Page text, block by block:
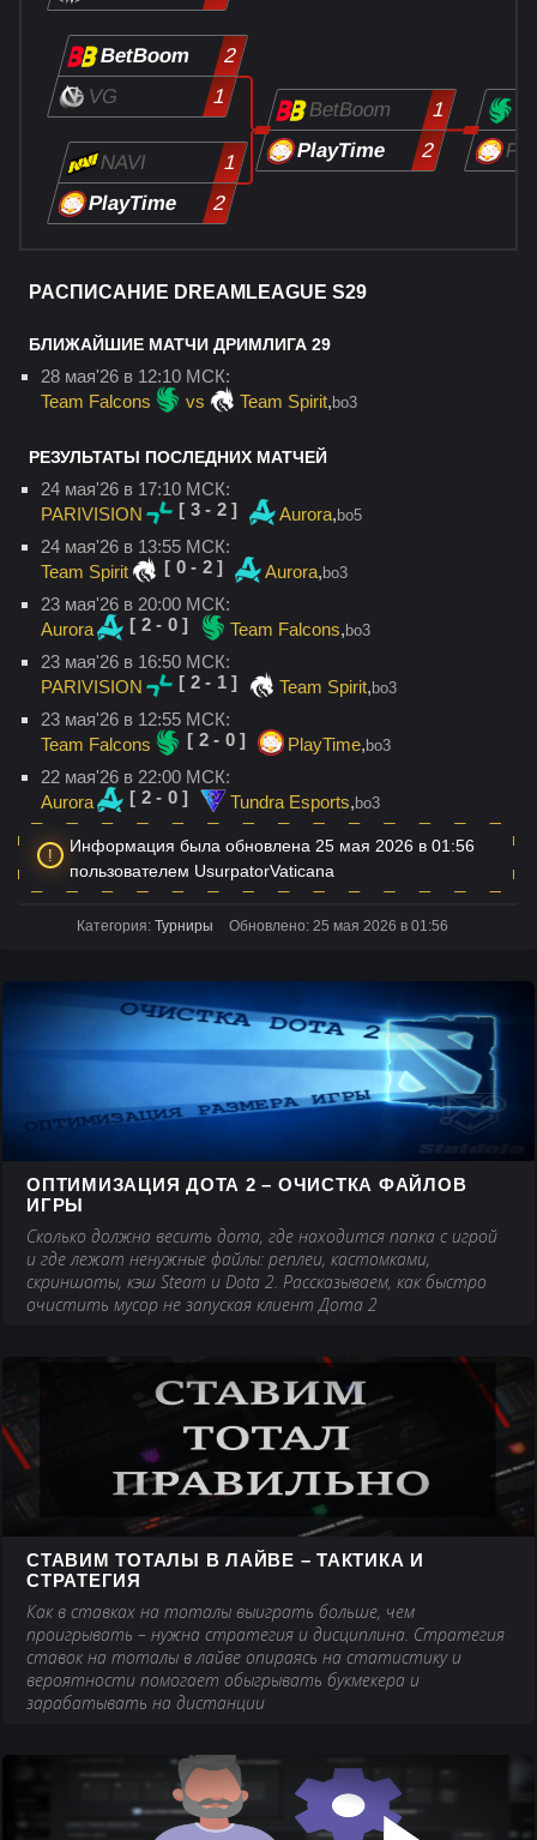
BetBoom
2
VG
1
NAVI
1
PlayTime
2
BetBoom
1
PlayTime
2
РАСПИСАНИЕ DREAMLEAGUE S29
БЛИЖАЙШИЕ МАТЧИ ДРИМЛИГА 29
28 мая'26 в 12:10 МСК:
Team Falcons
vs Team Spirit, bo3
РЕЗУЛЬТАТЫ ПОСЛЕДНИХ МАТЧЕЙ
24 мая'26 в 17:10 МСК:
PARIVISION
[3-2] Aurora, bo5
24 мая'26 в 13:55 МСК:
Team Spirit
[0-2] Aurora, bo3
23 мая'26 в 20:00 МСК:
Aurora
[2-0] Team Falcons, bo3
23 мая'26 в 16:50 МСК:
PARIVISION
[2-1] Team Spirit, bo3
23 мая'26 в 12:55 МСК:
Team Falcons
[2-0] PlayTime, bo3
22 мая'26 в 22:00 МСК:
Aurora
[2-0] Tundra Esports, bo3
Информация была обновлена 25 мая 2026 в 01:56
пользователем UsurpatorVaticana
Категория: Турниры Обновлено: 25 мая 2026 в 01:56
ОПТИМИЗАЦИЯ ДОТА 2 – ОЧИСТКА ФАЙЛОВ
ИГРЫ
Сколько должна весить дота, где находится папка с игрой
и где лежат ненужные файлы: реплеи, кастомками,
скриншоты, кэш Steam и Dota 2. Рассказываем, как быстро
очистить мусор не запуская клиент Дота 2
СТАВИМ ТОТАЛЫ В ЛАЙВЕ – ТАКТИКА И
СТРАТЕГИЯ
Как в ставках на тоталы выиграть больше, чем
проигрывать – нужна стратегия и дисциплина. Стратегия
ставок на тоталы в лайве опираясь на статистику и
вероятности помогает обыгрывать букмекера и
зарабатывать на дистанции